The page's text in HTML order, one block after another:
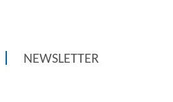
NEWSLETTER